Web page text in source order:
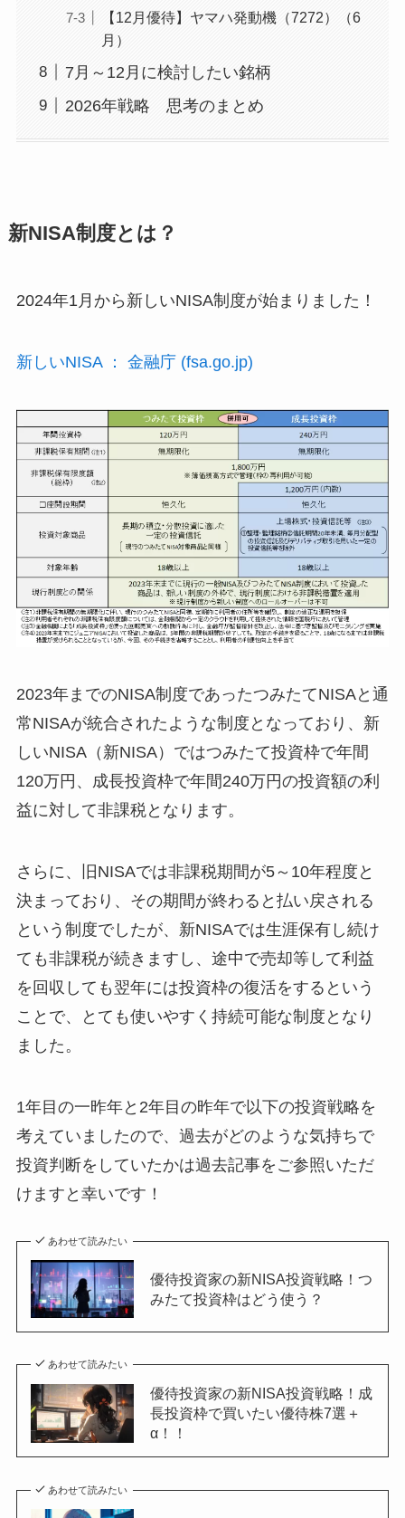
【12月優待】ヤマハ発動機（7272）（6
月）
7月～12月に検討したい銘柄
2026年戦略 思考のまとめ
新NISA制度とは？
2024年1月から新しいNISA制度が始まりました！
新しいNISA ： 金融庁 (fsa.go.jp)
2023年までのNISA制度であったつみたてNISAと通
常NISAが統合されたような制度となっており、新
しいNISA（新NISA）ではつみたて投資枠で年間
120万円、成長投資枠で年間240万円の投資額の利
益に対して非課税となります。
さらに、旧NISAでは非課税期間が5～10年程度と
決まっており、その期間が終わると払い戻される
という制度でしたが、新NISAでは生涯保有し続け
ても非課税が続きますし、途中で売却等して利益
を回収しても翌年には投資枠の復活をするという
ことで、とても使いやすく持続可能な制度となり
ました。
1年目の一昨年と2年目の昨年で以下の投資戦略を
考えていましたので、過去がどのような気持ちで
投資判断をしていたかは過去記事をご参照いただ
けますと幸いです！
あわせて読みたい
優待投資家の新NISA投資戦略！つ
みたて投資枠はどう使う？
あわせて読みたい
優待投資家の新NISA投資戦略！成
長投資枠で買いたい優待株7選＋
α！！
あわせて読みたい